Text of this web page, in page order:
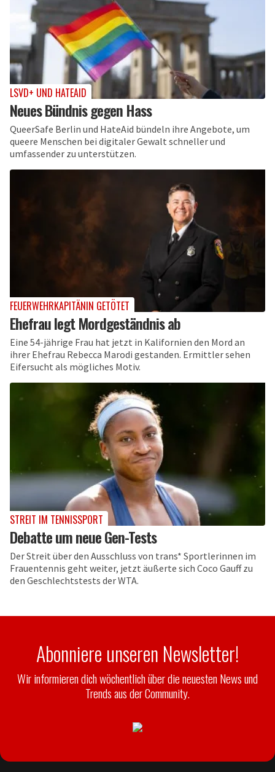
LSVD+ UND HATEAID
Neues Bündnis gegen Hass
QueerSafe Berlin und HateAid bündeln ihre Angebote, um
queere Menschen bei digitaler Gewalt schneller und
umfassender zu unterstützen.
FEUERWEHRKAPITÄNIN GETÖTET
Ehefrau legt Mordgeständnis ab
Eine 54-jährige Frau hat jetzt in Kalifornien den Mord an
ihrer Ehefrau Rebecca Marodi gestanden. Ermittler sehen
Eifersucht als mögliches Motiv.
STREIT IM TENNISSPORT
Debatte um neue Gen-Tests
Der Streit über den Ausschluss von trans* Sportlerinnen im
Frauentennis geht weiter, jetzt äußerte sich Coco Gauff zu
den Geschlechtstests der WTA.
Abonniere unseren Newsletter!
Wir informieren dich wöchentlich über die neuesten News und
Trends aus der Community.